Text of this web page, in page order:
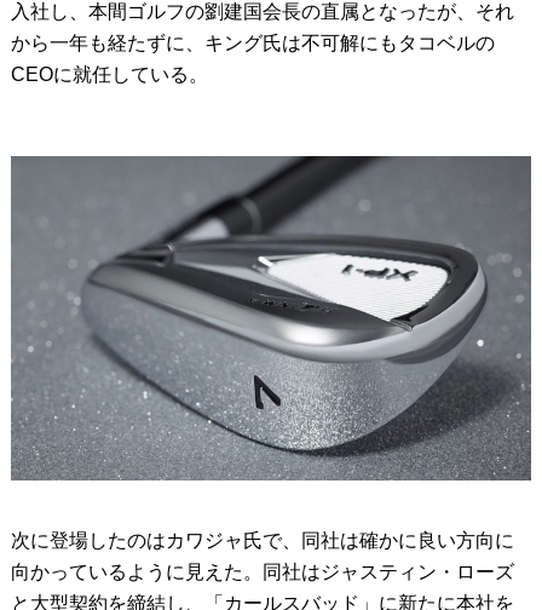
入社し、本間ゴルフの劉建国会長の直属となったが、それ
から一年も経たずに、キング氏は不可解にもタコベルの
CEOに就任している。
次に登場したのはカワジャ氏で、同社は確かに良い方向に
向かっているように見えた。同社はジャスティン・ローズ
と大型契約を締結し、「カールスバッド」に新たに本社を